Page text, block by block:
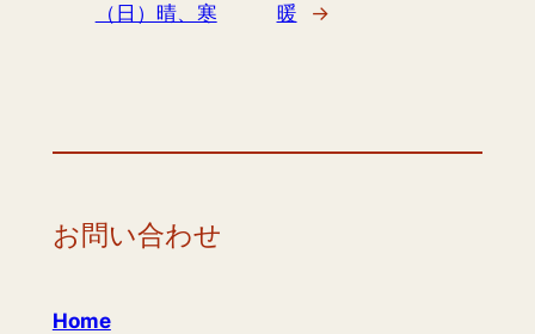
（日）晴、寒
暖
→
お問い合わせ
Home